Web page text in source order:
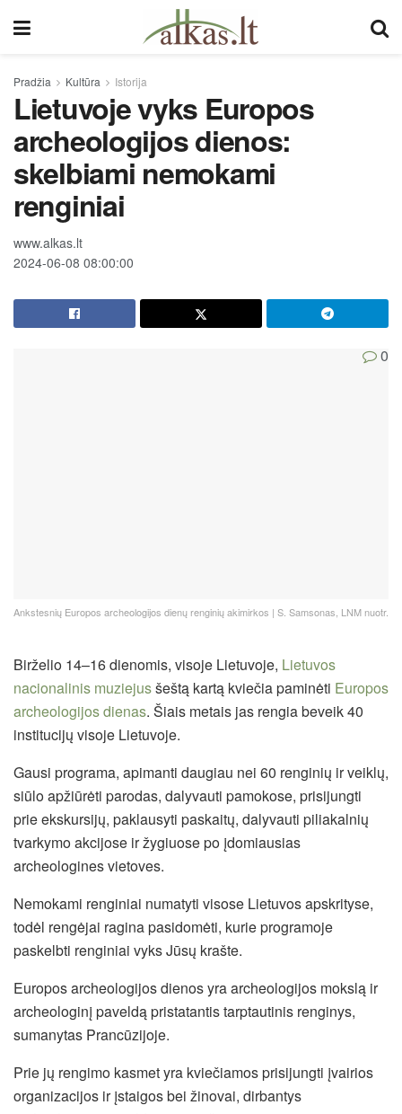
Pradžia Kultūra Istorija
Lietuvoje vyks Europos
archeologijos dienos:
skelbiami nemokami
renginiai
www.alkas.lt
2024-06-08 08:00:00
0
Ankstesnių Europos archeologijos dienų renginių akimirkos | S. Samsonas, LNM nuotr.
Birželio 14–16 dienomis, visoje Lietuvoje, Lietuvos
nacionalinis muziejusšeštą kartą kviečia paminėti Europos
archeologijos dienas. Šiais metais jas rengia beveik 40
institucijų visoje Lietuvoje.
Gausi programa, apimanti daugiau nei 60 renginių ir veiklų,
siūlo apžiūrėti parodas, dalyvauti pamokose, prisijungti
prie ekskursijų, paklausyti paskaitų, dalyvauti piliakalnių
tvarkymo akcijose ir žygiuose po įdomiausias
archeologines vietoves.
Nemokami renginiai numatyti visose Lietuvos apskrityse,
todėl rengėjai ragina pasidomėti, kurie programoje
paskelbti renginiai vyks Jūsų krašte.
Europos archeologijos dienos yra archeologijos mokslą ir
archeologinį paveldą pristatantis tarptautinis renginys,
sumanytas Prancūzijoje.
Prie jų rengimo kasmet yra kviečiamos prisijungti įvairios
organizacijos ir įstaigos bei žinovai, dirbantys